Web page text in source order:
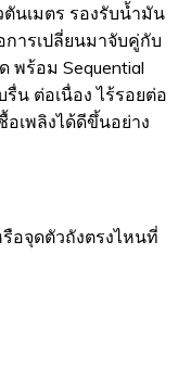
นเมตร รองรับน้ำมัน
ารเปลี่ยนมาจับคู่กับ
พร้อม Sequential
น ต่อเนื่อง ไร้รอยต่อ
เพลิงได้ดีขึ้นอย่าง
อจุดตัวถังตรงไหนที่